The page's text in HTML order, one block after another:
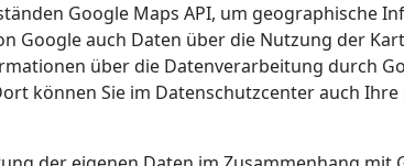
Google Maps API, um geographische
Google auch Daten über die Nutzung der
über die Datenverarbeitung durch
können Sie im Datenschutzcenter auch